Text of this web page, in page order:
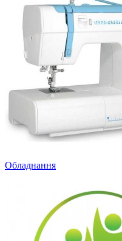
Обладнання